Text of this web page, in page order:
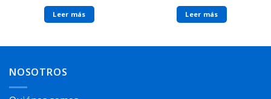
Leer más Leer más
NOSOTROS